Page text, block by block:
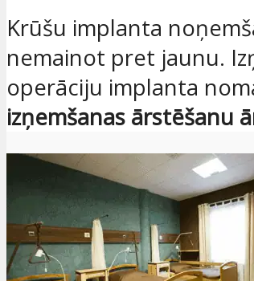
Krūšu implanta
nemainot pret jaunu.
operāciju implanta
izņemšanas ārstēšanu